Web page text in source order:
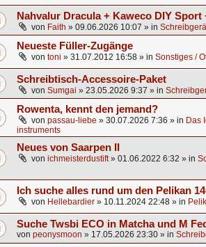
Nahvalur Dracula + Kaweco DIY
von Faith » 09.06.2026 10:07 » in
Neueste Füller-Zugänge
von toni » 31.07.2012 16:58 » in Sonstiges /
Schreibtisch-Accessoire-Paket
von Sumgai » 23.05.2026 9:37 » in
Rowenta, kennt den jemand?
von passau-liebe » 30.07.2026 7:36 » in Das
instruments
Neues von Saarpen II
von ichmeisterdustift» 01.06.2022 6:32 » in
Ich suche alles rund um den Pelikan
von Hellebardier » 10.11.2024 22:48 » in
Suche Twsbi ECO in Matcha und M
von peonysmoon » 17.05.2026 23:30 » in